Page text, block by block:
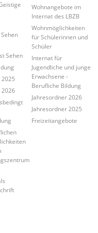
Sehen
2025
2026
Wohnangebote im
Internat des LBZB
Wohnmöglichkeiten
für Schülerinnen und
Schüler
Internat für
Jugendliche und junge
Erwachsene -
Berufliche Bildung
Jahresordner 2026
Jahresordner 2025
Freizeitangebote